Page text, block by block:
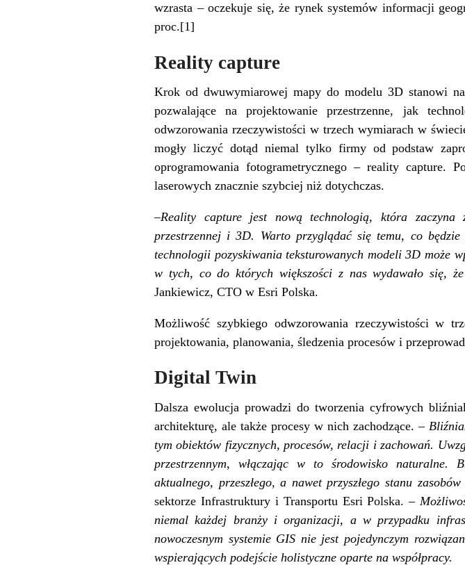
wzrasta – oczekuje się, że rynek systemów informacji
proc.[1]
Reality capture
Krok od dwuwymiarowej mapy do modelu 3D stanowi
pozwalające na projektowanie przestrzenne, jak
odwzorowania rzeczywistości w trzech wymiarach w
mogły liczyć dotąd niemal tylko firmy od podstaw
oprogramowania fotogrametrycznego–reality capture.
laserowych znacznie szybciej niż dotychczas.
–Reality capture jest nową technologią, która
przestrzennej i 3D. Warto przyglądać się temu, co
technologii pozyskiwania teksturowanych modeli 3D może
w tych, co do których większości z nas wydawało się,
Jankiewicz, CTO w Esri Polska.
Możliwość szybkiego odwzorowania rzeczywistości w
projektowania, planowania, śledzenia procesów i
Digital Twin
Dalsza ewolucja prowadzi do tworzenia cyfrowych
architekturę, ale także procesy w nich zachodzące. –
tym obiektów fizycznych, procesów, relacji i zachowań.
przestrzennym, włączając w to środowisko naturalne.
aktualnego, przeszłego, a nawet przyszłego stanu zasobów
sektorze Infrastruktury i Transportu Esri Polska. –
niemal każdej branży i organizacji, a w przypadku
nowoczesnym systemie GIS nie jest pojedynczym
wspierających podejście holistyczne oparte na współpracy.